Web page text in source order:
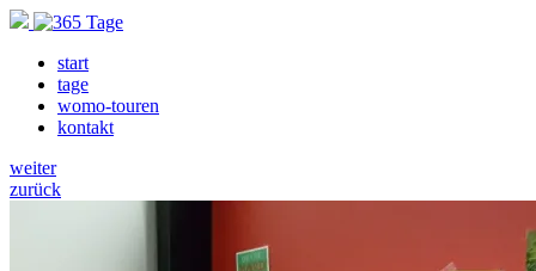
start
tage
womo-touren
kontakt
weiter
zurück